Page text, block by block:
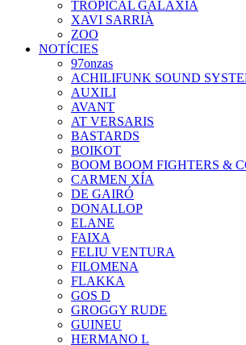
TROPICAL GALAXIA
XAVI SARRIÀ
ZOO
NOTÍCIES
97onzas
ACHILIFUNK SOUND
AUXILI
AVANT
AT VERSARIS
BASTARDS
BOIKOT
BOOM BOOM FIGHTERS &
CARMEN XÍA
DE GAIRÓ
DONALLOP
ELANE
FAIXA
FELIU VENTURA
FILOMENA
FLAKKA
GOS D
GROGGY RUDE
GUINEU
HERMANO L